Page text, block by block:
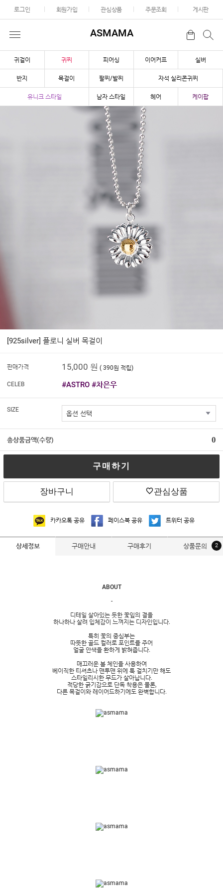
로그인 회원가입 관심상품 주문조회 게시판
ASMAMA
귀걸이 귀찌 피어싱 이어커프 실버
반지 목걸이 팔찌/발찌 자석 실리콘귀찌
유니크 스타일 남자 스타일 헤어 케이팝
[925silver] 플로니 실버 목걸이
판매가격 15,000 원 ( 390원 적립)
CELEB #ASTRO #차은우
SIZE
총상품금액(수량) 0
구매하기
장바구니 관심상품
카카오톡 공유 페이스북 공유 트위터 공유
상세정보 구매안내 구매후기 2
상품문의
ABOUT
-
디테일 살아있는 듯한 꽃잎의 결을
하나하나 살려 입체감이 느껴지는 디자인입니다.
특히 꽃의 중심부는
따뜻한 골드 컬러로 포인트를 주어
얼굴 안색을 환하게 밝혀줍니다.
매끄러운 볼 체인을 사용하여
베이직한 티셔츠나 맨투맨 위에 툭 걸치기만 해도
스타일리시한 무드가 살아납니다.
적당한 굵기감으로 단독 착용은 물론,
다른 목걸이와 레이어드하기에도 완벽합니다.